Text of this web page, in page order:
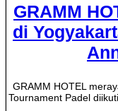
GRAMM
di
GRAMM HOTEL
Tournament Padel